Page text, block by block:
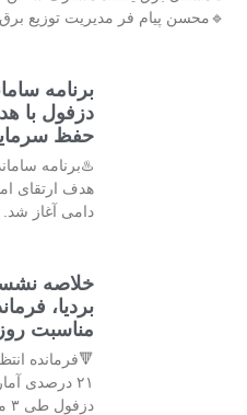
🔹محسن پیام فر مدیریت توزیع
برنامه
دزفول با
حفظ
♨️برنامه
هدف ارتقای
دامی آغاز
خلاصه
بردیا،
مناسبت
🔻فرمانده
۲۱ درصدی
دزفول طی ۳ ماه نخست